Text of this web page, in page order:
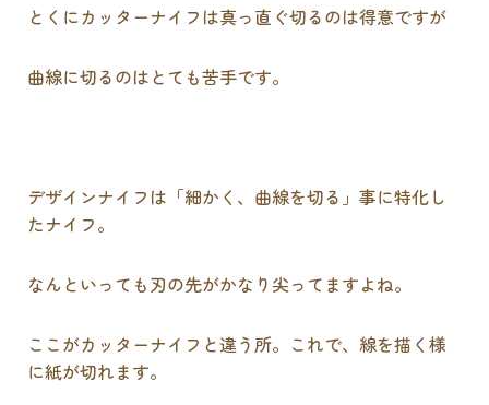
とくにカッターナイフは真っ直ぐ切るのは得意ですが
曲線に切るのはとても苦手です。
デザインナイフは「細かく、曲線を切る」事に特化し
たナイフ。
なんといっても刃の先がかなり尖ってますよね。
ここがカッターナイフと違う所。これで、線を描く様
に紙が切れます。